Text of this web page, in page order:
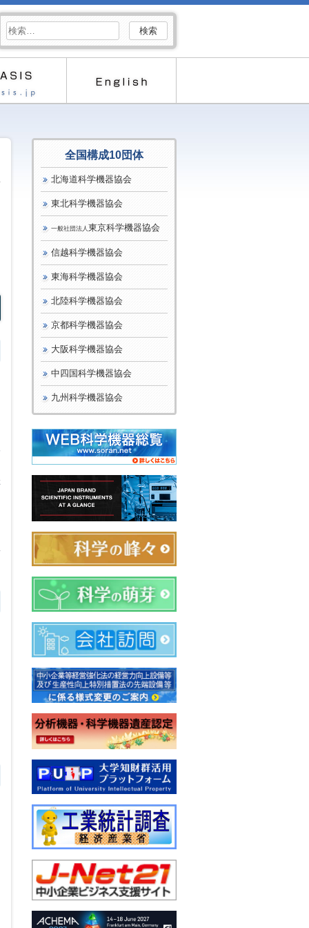
索:
全国構成10団体
北海道科学機器協会
東北科学機器協会
一般社団法人 東京科学機器協会
信越科学機器協会
東海科学機器協会
北陸科学機器協会
京都科学機器協会
大阪科学機器協会
中四国科学機器協会
九州科学機器協会